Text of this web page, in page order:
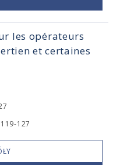
les opérateurs
et certaines
127